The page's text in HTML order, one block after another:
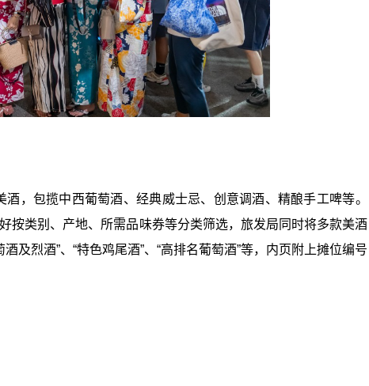
，包揽中西葡萄酒、经典威士忌、创意调酒、精酿手工啤等。
按类别、产地、所需品味券等分类筛选，旅发局同时将多款美酒
及烈酒”、“特色鸡尾酒”、“高排名葡萄酒”等，内页附上摊位编号